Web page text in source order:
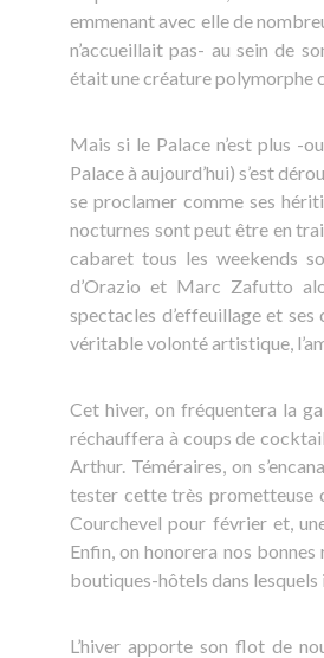
emmenant avec elle de
n’accueillait pas- au sein de
était une créature polymorphe
Mais si le Palace n’est plus -
Palace à aujourd’hui) s’est
se proclamer comme ses
nocturnes sont peut être en
cabaret tous les weekends
d’Orazio et Marc Zafutto
spectacles d’effeuillage et
véritable volonté artistique,
Cet hiver, on fréquentera la
réchauffera à coups de
Arthur. Téméraires, on
tester cette très prometteuse
Courchevel pour février et,
Enfin, on honorera nos
boutiques-hôtels dans
L’hiver apporte son flot de